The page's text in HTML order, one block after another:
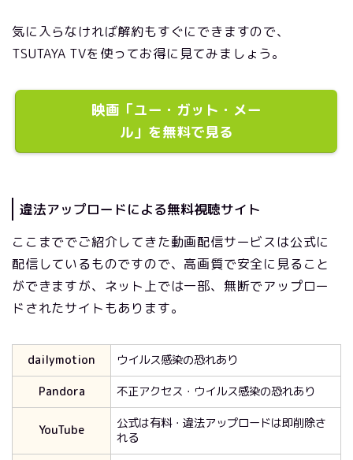
気に入らなければ解約もすぐにできますので、
TSUTAYA TVを使ってお得に見てみましょう。
映画「ユー・ガット・メー
ル」を無料で見る
違法アップロードによる無料視聴サイト
ここまででご紹介してきた動画配信サービスは公式に
配信しているものですので、高画質で安全に見ること
ができますが、ネット上では一部、無断でアップロー
ドされたサイトもあります。
dailymotion
ウイルス感染の恐れあり
Pandora
不正アクセス・ウイルス感染の恐れあり
YouTube
公式は有料・違法アップロードは即削除さ
れる